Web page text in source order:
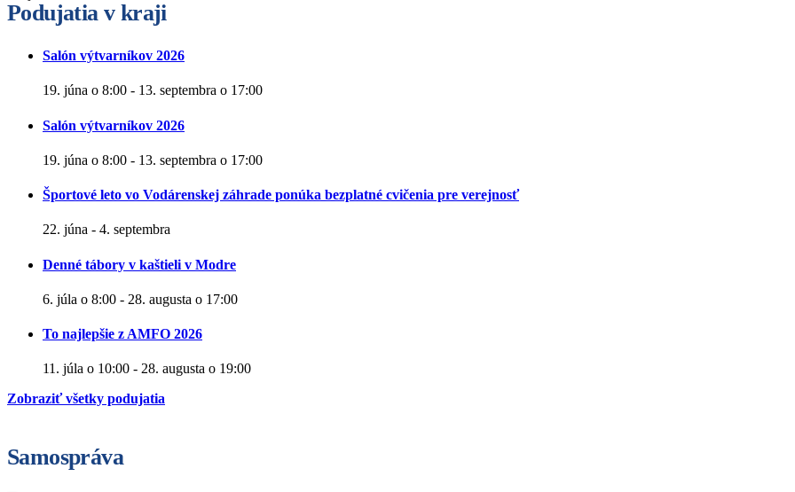
Podujatia v kraji
Salón výtvarníkov 2026
19. júna o 8:00 - 13. septembra o 17:00
Salón výtvarníkov 2026
19. júna o 8:00 - 13. septembra o 17:00
Športové leto vo Vodárenskej záhrade ponúka bezplatné cvičenia pre verejnosť
22. júna - 4. septembra
Denné tábory v kaštieli v Modre
6. júla o 8:00 - 28. augusta o 17:00
To najlepšie z AMFO 2026
11. júla o 10:00 - 28. augusta o 19:00
Zobraziť všetky podujatia
Samospráva